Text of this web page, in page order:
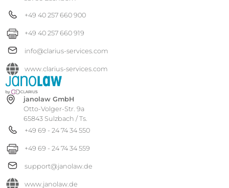
+49 40 257 660 900
+49 40 257 660 919
info@clarius-services.com
www.clarius-services.com
janolaw GmbH
Otto-Volger-Str. 9a
65843 Sulzbach / Ts.
+49 69 - 24 74 34 550
+49 69 - 24 74 34 559
support@janolaw.de
www.janolaw.de